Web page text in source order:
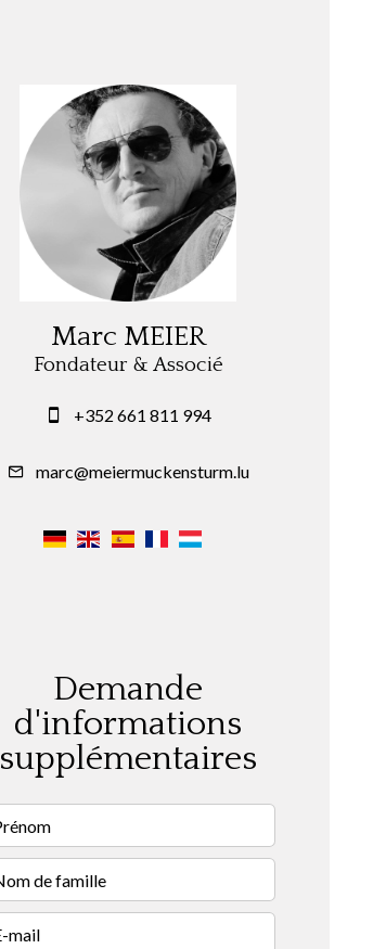
Marc MEIER
Fondateur & Associé
+352 661 811 994
marc@meiermuckensturm.lu
Demande
d'informations
supplémentaires